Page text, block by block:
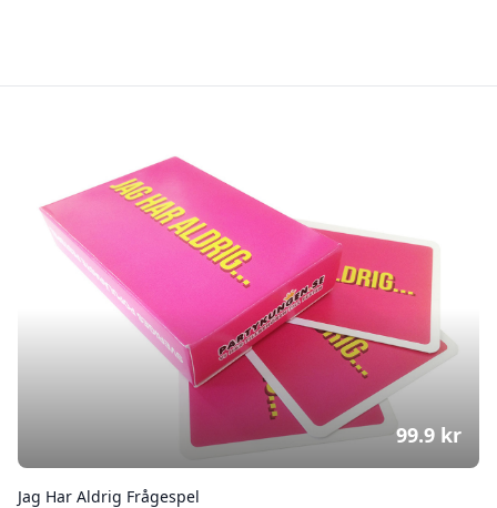
Jag Har Aldrig Frågespel
99.9 kr